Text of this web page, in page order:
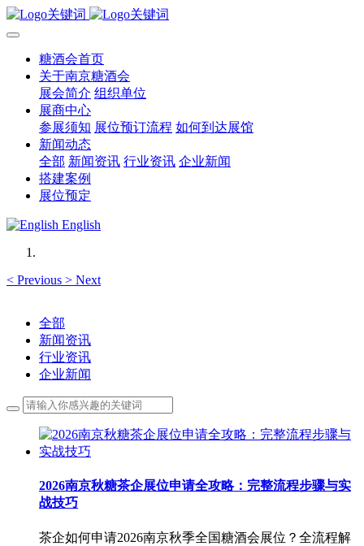
糖酒会首页
关于南京糖酒会
展会简介 组织单位
展商中心
参展须知 展位预订流程 如何到达展馆
新闻动态
全部 新闻资讯 行业资讯 企业新闻
搭建案例
展位预定
English
< Previous > Next
全部
新闻资讯
行业资讯
企业新闻
2026南京秋糖茶企展位申请全攻略：完整流程步骤与实
战技巧
茶企如何申请2026南京秋季全国糖酒会展位？全流程解